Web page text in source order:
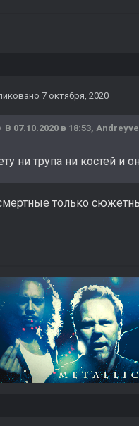
7 октября, 2020
В 07.10.2020 в 18:53,
ни трупа ни костей и
только